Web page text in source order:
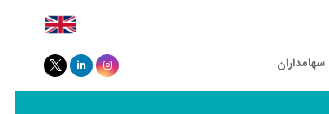
سهامداران